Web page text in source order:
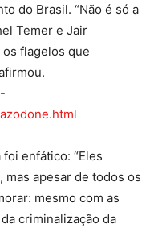
do Brasil. “Não é só a
Temer e Jair
flagelos que
enfático: “Eles
apesar de todos os
mesmo com as
criminalização da